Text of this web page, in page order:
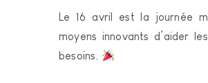
Le 16 avril est la journée
moyens innovants d’aider
besoins.